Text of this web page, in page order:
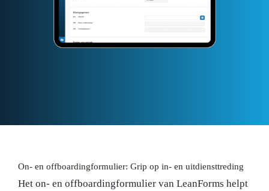
On- en offboardingformulier: Grip op in- en uitdiensttreding
Het on- en offboardingformulier van LeanForms helpt